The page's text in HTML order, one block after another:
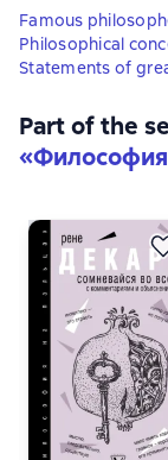
Famous
Philosophical
Statements of
Part of the
«